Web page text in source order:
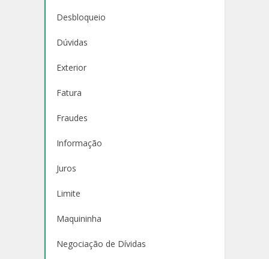
Desbloqueio
Dúvidas
Exterior
Fatura
Fraudes
Informação
Juros
Limite
Maquininha
Negociação de Dívidas